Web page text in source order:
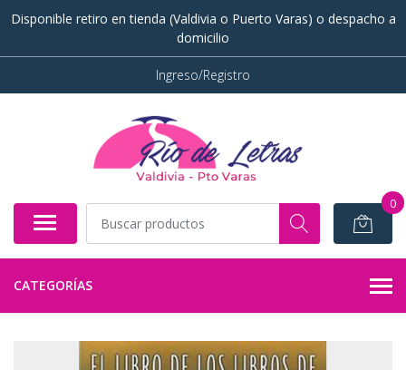
Disponible retiro en tienda (Valdivia o Puerto Varas) o despacho a
domicilio
Ingreso/Registro
0
CATEGORÍAS